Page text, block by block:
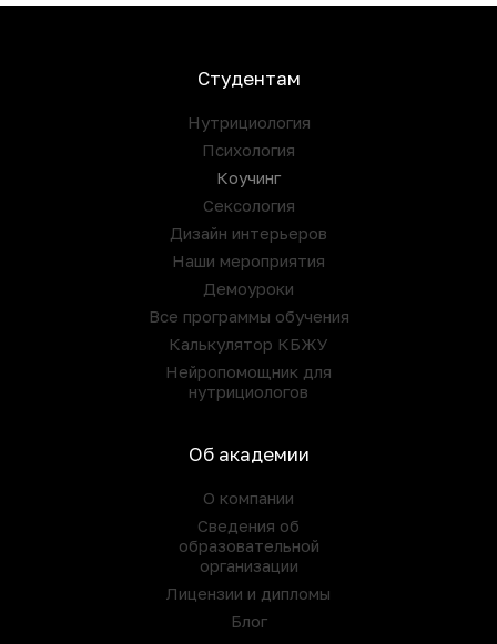
Студентам
Нутрициология
Психология
Коучинг
Сексология
Дизайн интерьеров
Наши мероприятия
Демоуроки
Все программы обучения
Калькулятор КБЖУ
Нейропомощник для
нутрициологов
Об академии
О компании
Сведения об
образовательной
организации
Лицензии и дипломы
Блог